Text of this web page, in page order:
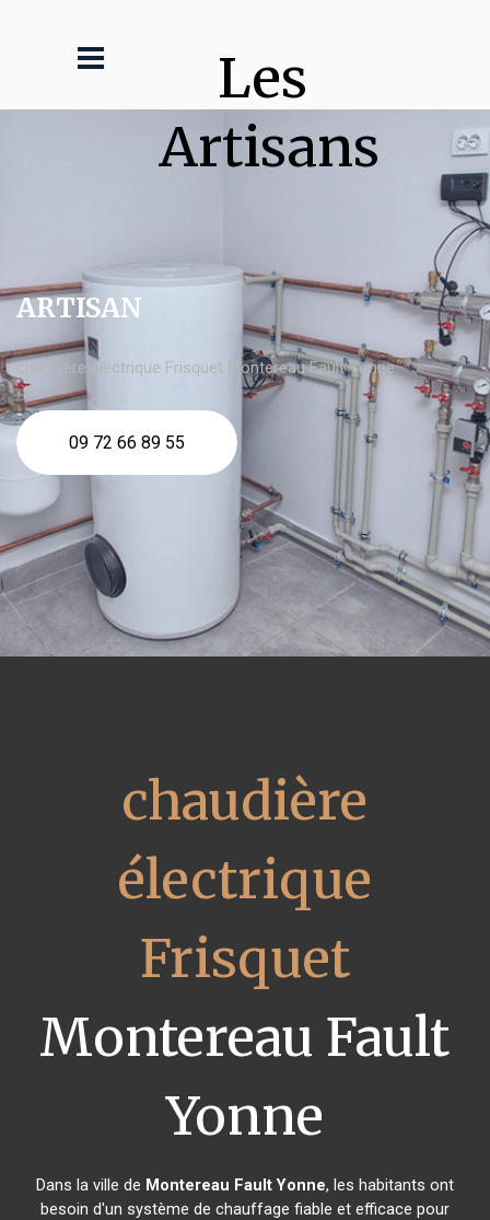
Les
Artisans
ARTISAN
chaudière électrique Frisquet Montereau Fault Yonne
09 72 66 89 55
chaudière
électrique
Frisquet
Montereau Fault
Yonne
Dans la ville de Montereau Fault Yonne, les habitants ont
besoin d'un système de chauffage fiable et efficace pour